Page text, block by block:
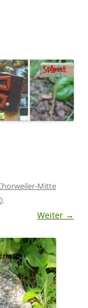
Mitte
.
Weiter →